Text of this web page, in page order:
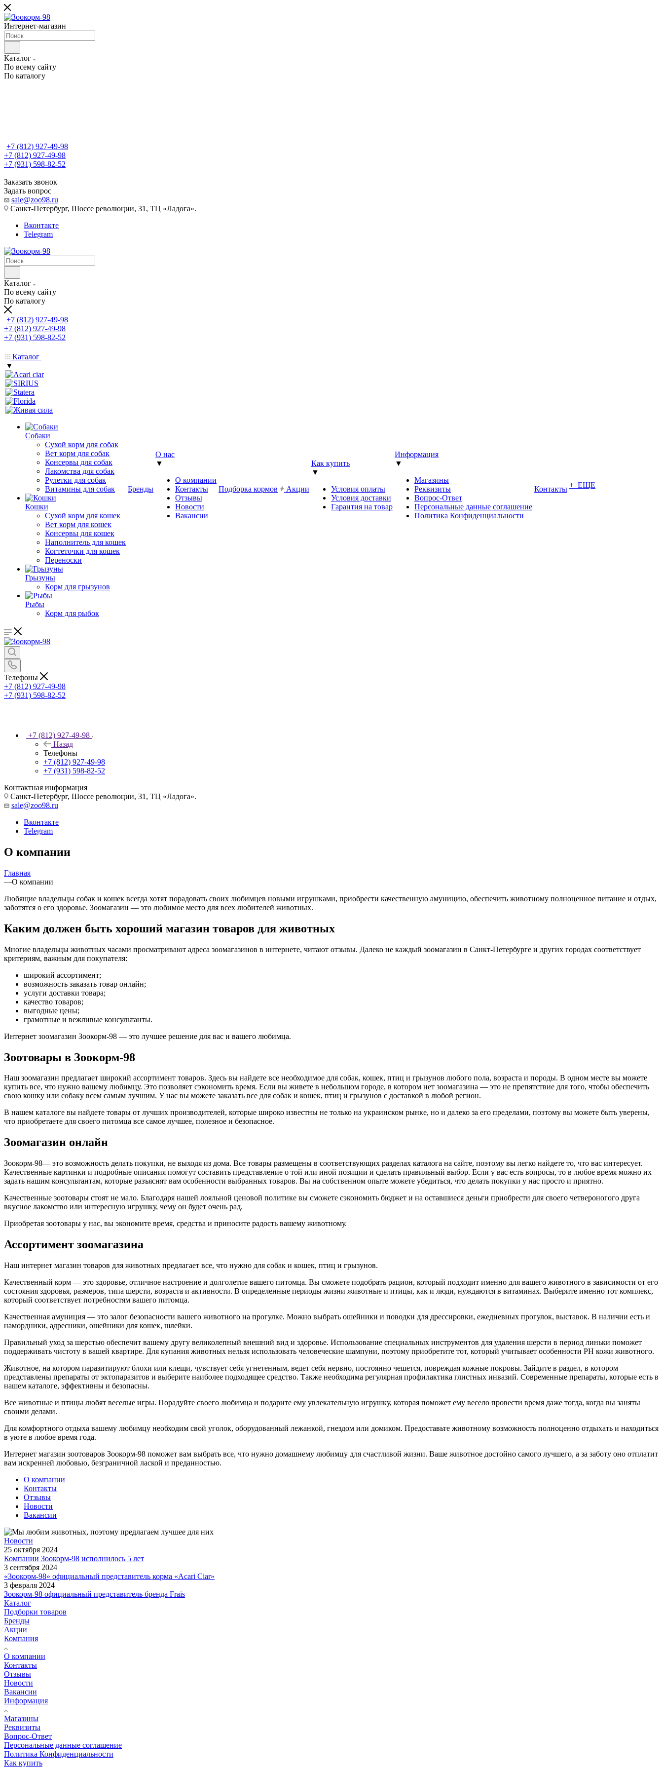
Интернет-магазин
Каталог
По всему сайту
По каталогу
+7 (812) 927-49-98
+7 (812) 927-49-98
+7 (931) 598-82-52
Заказать звонок
Задать вопрос
sale@zoo98.ru
Санкт-Петербург, Шоссе революции, 31, ТЦ «Ладога».
Вконтакте
Telegram
Каталог
По всему сайту
По каталогу
+7 (812) 927-49-98
+7 (812) 927-49-98
+7 (931) 598-82-52
Каталог
▼
Собаки
Сухой корм для собак
Вет корм для собак
Консервы для собак
Лакомства для собак
Рулетки для собак
Витамины для собак
Кошки
Сухой корм для кошек
Вет корм для кошек
Консервы для кошек
Наполнитель для кошек
Когтеточки для кошек
Переноски
Грызуны
Корм для грызунов
Рыбы
Корм для рыбок
Бренды
О нас
▼
О компании
Контакты
Отзывы
Новости
Вакансии
Подборка кормов Акции
Как купить
▼
Условия оплаты
Условия доставки
Гарантия на товар
Информация
▼
Магазины
Реквизиты
Вопрос-Ответ
Персональные данные соглашение
Политика Конфиденциальности
Контакты + ЕЩЕ
Телефоны
+7 (812) 927-49-98
+7 (931) 598-82-52
+7 (812) 927-49-98
Назад
Телефоны
+7 (812) 927-49-98
+7 (931) 598-82-52
Контактная информация
Санкт-Петербург, Шоссе революции, 31, ТЦ «Ладога».
sale@zoo98.ru
Вконтакте
Telegram
О компании
Главная
—О компании
Любящие владельцы собак и кошек всегда хотят порадовать своих любимцев новыми игрушками, приобрести качественную амуницию, обеспечить животному полноценное питание и отдых,
заботятся о его здоровье. Зоомагазин — это любимое место для всех любителей животных.
Каким должен быть хороший магазин товаров для животных
Многие владельцы животных часами просматривают адреса зоомагазинов в интернете, читают отзывы. Далеко не каждый зоомагазин в Санкт-Петербурге и других городах соответствует
критериям, важным для покупателя:
широкий ассортимент;
возможность заказать товар онлайн;
услуги доставки товара;
качество товаров;
выгодные цены;
грамотные и вежливые консультанты.
Интернет зоомагазин Зоокорм-98 — это лучшее решение для вас и вашего любимца.
Зоотовары в Зоокорм-98
Наш зоомагазин предлагает широкий ассортимент товаров. Здесь вы найдете все необходимое для собак, кошек, птиц и грызунов любого пола, возраста и породы. В одном месте вы можете
купить все, что нужно вашему любимцу. Это позволяет сэкономить время. Если вы живете в небольшом городе, в котором нет зоомагазина — это не препятствие для того, чтобы обеспечить
свою кошку или собаку всем самым лучшим. У нас вы можете заказать все для собак и кошек, птиц и грызунов с доставкой в любой регион.
В нашем каталоге вы найдете товары от лучших производителей, которые широко известны не только на украинском рынке, но и далеко за его пределами, поэтому вы можете быть уверены,
что приобретаете для своего питомца все самое лучшее, полезное и безопасное.
Зоомагазин онлайн
Зоокорм-98— это возможность делать покупки, не выходя из дома. Все товары размещены в соответствующих разделах каталога на сайте, поэтому вы легко найдете то, что вас интересует.
Качественные картинки и подробные описания помогут составить представление о той или иной позиции и сделать правильный выбор. Если у вас есть вопросы, то в любое время можно их
задать нашим консультантам, которые разъяснят вам особенности выбранных товаров. Вы на собственном опыте можете убедиться, что делать покупки у нас просто и приятно.
Качественные зоотовары стоят не мало. Благодаря нашей лояльной ценовой политике вы сможете сэкономить бюджет и на оставшиеся деньги приобрести для своего четвероногого друга
вкусное лакомство или интересную игрушку, чему он будет очень рад.
Приобретая зоотовары у нас, вы экономите время, средства и приносите радость вашему животному.
Ассортимент зоомагазина
Наш интернет магазин товаров для животных предлагает все, что нужно для собак и кошек, птиц и грызунов.
Качественный корм — это здоровье, отличное настроение и долголетие вашего питомца. Вы сможете подобрать рацион, который подходит именно для вашего животного в зависимости от его
состояния здоровья, размеров, типа шерсти, возраста и активности. В определенные периоды жизни животные и птицы, как и люди, нуждаются в витаминах. Выберите именно тот комплекс,
который соответствует потребностям вашего питомца.
Качественная амуниция — это залог безопасности вашего животного на прогулке. Можно выбрать ошейники и поводки для дрессировки, ежедневных прогулок, выставок. В наличии есть и
намордники, адресники, ошейники для кошек, шлейки.
Правильный уход за шерстью обеспечит вашему другу великолепный внешний вид и здоровье. Использование специальных инструментов для удаления шерсти в период линьки поможет
поддерживать чистоту в вашей квартире. Для купания животных нельзя использовать человеческие шампуни, поэтому приобретите тот, который учитывает особенности PH кожи животного.
Животное, на котором паразитируют блохи или клещи, чувствует себя угнетенным, ведет себя нервно, постоянно чешется, повреждая кожные покровы. Зайдите в раздел, в котором
представлены препараты от эктопаразитов и выберите наиболее подходящее средство. Также необходима регулярная профилактика глистных инвазий. Современные препараты, которые есть в
нашем каталоге, эффективны и безопасны.
Все животные и птицы любят веселые игры. Порадуйте своего любимца и подарите ему увлекательную игрушку, которая поможет ему весело провести время даже тогда, когда вы заняты
своими делами.
Для комфортного отдыха вашему любимцу необходим свой уголок, оборудованный лежанкой, гнездом или домиком. Предоставьте животному возможность полноценно отдыхать и находиться
в уюте в любое время года.
Интернет магазин зоотоваров Зоокорм-98 поможет вам выбрать все, что нужно домашнему любимцу для счастливой жизни. Ваше животное достойно самого лучшего, а за заботу оно отплатит
вам искренней любовью, безграничной лаской и преданностью.
О компании
Контакты
Отзывы
Новости
Вакансии
Новости
25 октября 2024
Компании Зоокорм-98 исполнилось 5 лет
3 сентября 2024
«Зоокорм-98» официальный представитель корма «Acari Ciar»
3 февраля 2024
Зоокорм-98 официальный представитель бренда Frais
Каталог
Подборки товаров
Бренды
Акции
Компания
О компании
Контакты
Отзывы
Новости
Вакансии
Информация
Магазины
Реквизиты
Вопрос-Ответ
Персональные данные соглашение
Политика Конфиденциальности
Как купить